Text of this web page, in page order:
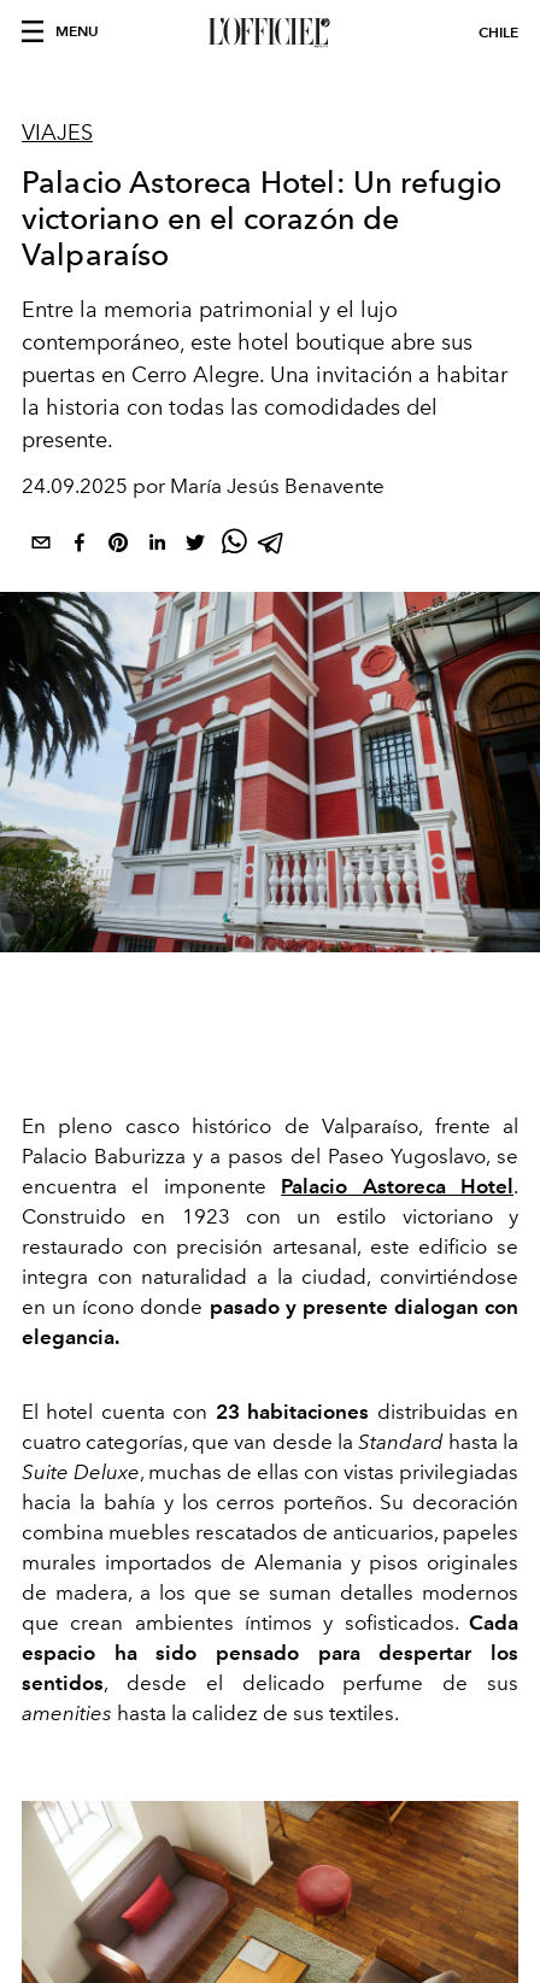
MENU CHILE
VIAJES
Palacio Astoreca Hotel: Un refugio
victoriano en el corazón de
Valparaíso
Entre la memoria patrimonial y el lujo
contemporáneo, este hotel boutique abre sus
puertas en Cerro Alegre. Una invitación a habitar
la historia con todas las comodidades del
presente.
24.09.2025 por María Jesús Benavente
En pleno casco histórico de Valparaíso, frente al
Palacio Baburizza y a pasos del Paseo Yugoslavo, se
encuentra el imponente Palacio Astoreca Hotel.
Construido en 1923 con un estilo victoriano y
restaurado con precisión artesanal, este edificio se
integra con naturalidad a la ciudad, convirtiéndose
en un ícono donde pasado y presente dialogan con
elegancia.
El hotel cuenta con 23 habitaciones distribuidas en
cuatro categorías, que van desde la Standardhasta la
Suite Deluxe, muchas de ellas con vistas privilegiadas
hacia la bahía y los cerros porteños. Su decoración
combina muebles rescatados de anticuarios, papeles
murales importados de Alemania y pisos originales
de madera, a los que se suman detalles modernos
que crean ambientes íntimos y sofisticados. Cada
espacio ha sido pensado para despertar los
sentidos, desde el delicado perfume de sus
amenities hasta la calidez de sus textiles.